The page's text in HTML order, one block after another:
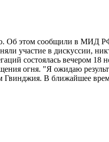
Об этом сообщили в МИД
участие в дискуссии,
состоялась вечером
огня. "Я ожидаю
В ближайшее